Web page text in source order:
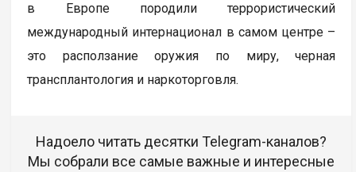
в Европе породили террористический
международный интернационал в самом центре –
это расползание оружия по миру, черная
трансплантология и наркоторговля.
Надоело читать десятки Telegram-каналов?
Мы собрали все самые важные и интересные